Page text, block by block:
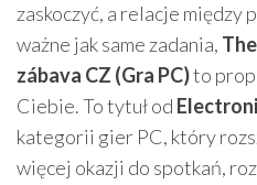
zaskoczyć, a relacje między
ważne jak same zadania,
zábava CZ (Gra PC)to
Ciebie. To tytuł od
kategorii gier PC, który
więcej okazji do spotkań,